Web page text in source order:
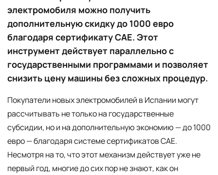
электромобиля можно получить
дополнительную скидку до 1000 евро
благодаря сертификату CAE. Этот
инструмент действует параллельно с
государственными программами и позволяет
снизить цену машины без сложных процедур.
Покупатели новых электромобилей в Испании могут
рассчитывать не только на государственные
субсидии, но и на дополнительную экономию — до 1000
евро — благодаря системе сертификатов CAE.
Несмотря на то, что этот механизм действует уже не
первый год, многие до сих пор не знают, как он